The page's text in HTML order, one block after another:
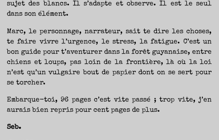
sujet des blancs. Il s’adapte et observe. Il est le seul
dans son élément.
Marc, le personnage, narrateur, sait te dire les choses,
te faire vivre l’urgence, le stress, la fatigue. C’est un
bon guide pour t’aventurer dans la forêt guyanaise, entre
chiens et loups, pas loin de la frontière, là où la loi
n’est qu’un vulgaire bout de papier dont on se sert pour
se torcher.
Embarque-toi, 96 pages c’est vite passé ; trop vite, j’en
aurais bien repris pour cent pages de plus.
Seb.